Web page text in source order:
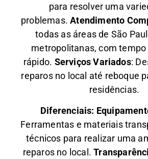
para resolver uma
problemas.Atendimento
todas as áreas de São
metropolitanas, com tempo
rápido. Serviços Variados:
reparos no local até reboque
residências.
Diferenciais:
Ferramentas e materiais
técnicos para realizar uma
reparos no local.